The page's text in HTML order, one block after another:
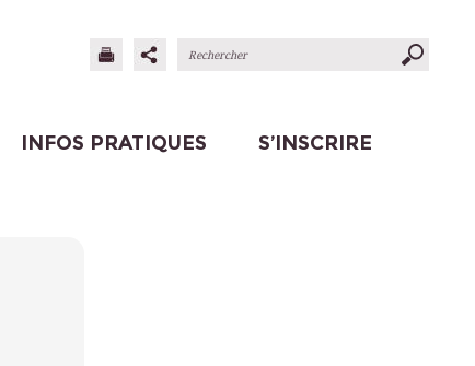
INFOS PRATIQUES S’INSCRIRE